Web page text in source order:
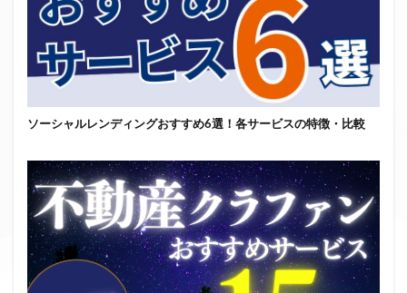
ソーシャルレンディングおすすめ6選！各サービスの特徴・比較